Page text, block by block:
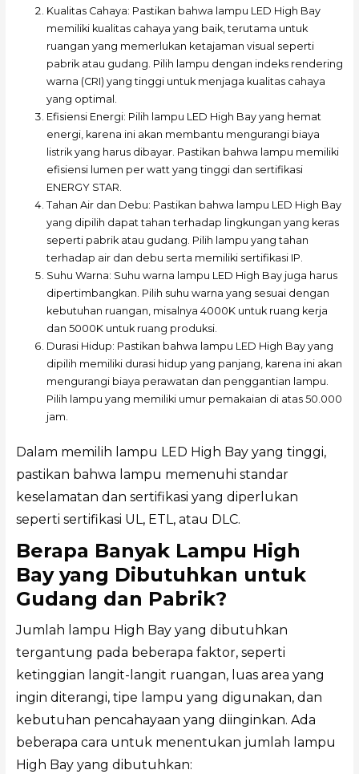
Kualitas Cahaya: Pastikan bahwa lampu LED High Bay
memiliki kualitas cahaya yang baik, terutama untuk
ruangan yang memerlukan ketajaman visual seperti
pabrik atau gudang. Pilih lampu dengan indeks rendering
warna (CRI) yang tinggi untuk menjaga kualitas cahaya
yang optimal.
Efisiensi Energi: Pilih lampu LED High Bay yang hemat
energi, karena ini akan membantu mengurangi biaya
listrik yang harus dibayar. Pastikan bahwa lampu memiliki
efisiensi lumen per watt yang tinggi dan sertifikasi
ENERGY STAR.
Tahan Air dan Debu: Pastikan bahwa lampu LED High Bay
yang dipilih dapat tahan terhadap lingkungan yang keras
seperti pabrik atau gudang. Pilih lampu yang tahan
terhadap air dan debu serta memiliki sertifikasi IP.
Suhu Warna: Suhu warna lampu LED High Bay juga harus
dipertimbangkan. Pilih suhu warna yang sesuai dengan
kebutuhan ruangan, misalnya 4000K untuk ruang kerja
dan 5000K untuk ruang produksi.
Durasi Hidup: Pastikan bahwa lampu LED High Bay yang
dipilih memiliki durasi hidup yang panjang, karena ini akan
mengurangi biaya perawatan dan penggantian lampu.
Pilih lampu yang memiliki umur pemakaian di atas 50.000
jam.
Dalam memilih lampu LED High Bay yang tinggi,
pastikan bahwa lampu memenuhi standar
keselamatan dan sertifikasi yang diperlukan
seperti sertifikasi UL, ETL, atau DLC.
Berapa Banyak Lampu High
Bay yang Dibutuhkan untuk
Gudang dan Pabrik?
Jumlah lampu High Bay yang dibutuhkan
tergantung pada beberapa faktor, seperti
ketinggian langit-langit ruangan, luas area yang
ingin diterangi, tipe lampu yang digunakan, dan
kebutuhan pencahayaan yang diinginkan. Ada
beberapa cara untuk menentukan jumlah lampu
High Bay yang dibutuhkan: